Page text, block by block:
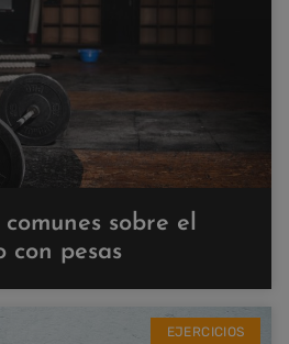
sobre el
con pesas
EJERCICIOS